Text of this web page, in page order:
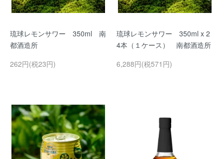
琉球レモンサワー 350ml 南
都酒造所
262円(税23円)
琉球レモンサワー 350ml x 2
4本（１ケース） 南都酒造所
6,288円(税571円)